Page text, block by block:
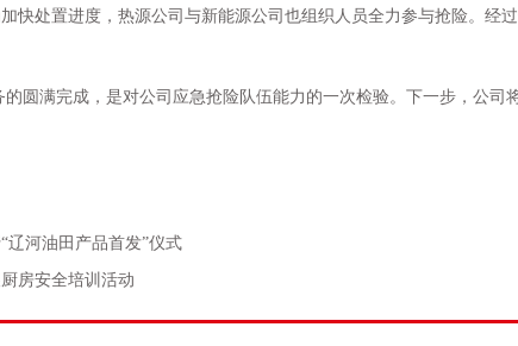
快处置进度，热源公司与新能源公司 也组织人员全力参与抢险。经
的圆满完成，是对公司应急抢险队伍能力的一次检验。下一步，公
辽河油田产品首发”仪式
房安全培训活动